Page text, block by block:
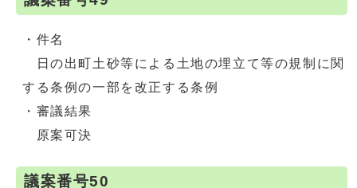
・件名
日の出町土砂等による土地の埋立て等の規制に関
する条例の一部を改正する条例
・審議結果
原案可決
議案番号50